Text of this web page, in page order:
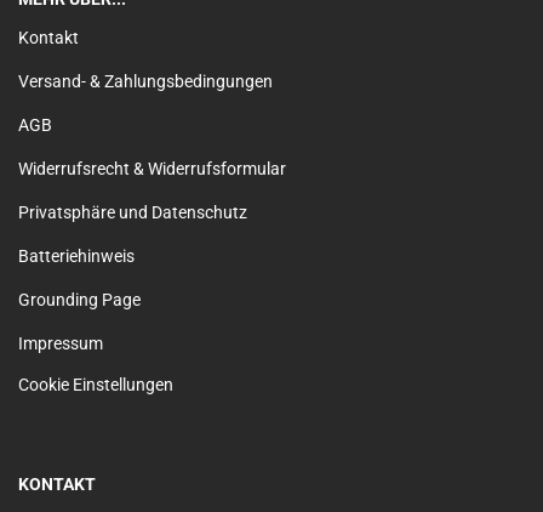
Kontakt
Versand- & Zahlungsbedingungen
AGB
Widerrufsrecht & Widerrufsformular
Privatsphäre und Datenschutz
Batteriehinweis
Grounding Page
Impressum
Cookie Einstellungen
KONTAKT